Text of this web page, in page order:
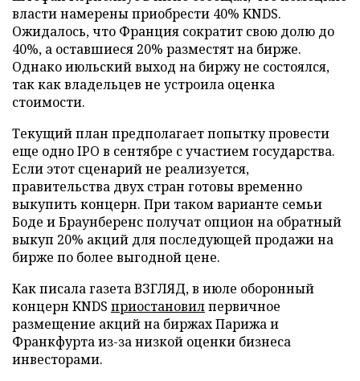
власти намерены приобрести 40% KNDS.
Ожидалось, что Франция сократит свою долю до
40%, а оставшиеся 20% разместят на бирже.
Однако июльский выход на биржу не состоялся,
так как владельцев не устроила оценка
стоимости.
Текущий план предполагает попытку провести
еще одно IPO в сентябре с участием государства.
Если этот сценарий не реализуется,
правительства двух стран готовы временно
выкупить концерн. При таком варианте семьи
Боде и Браунберенс получат опцион на обратный
выкуп 20% акций для последующей продажи на
бирже по более выгодной цене.
Как писала газета ВЗГЛЯД, в июле оборонный
концерн KNDS приостановилпервичное
размещение акций на биржах Парижа и
Франкфурта из-за низкой оценки бизнеса
инвесторами.